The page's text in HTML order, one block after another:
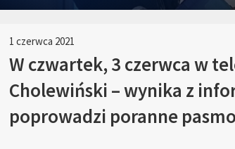
1 czerwca 2021
W czwartek, 3 czerwca w
Cholewiński – wynika z
poprowadzi poranne